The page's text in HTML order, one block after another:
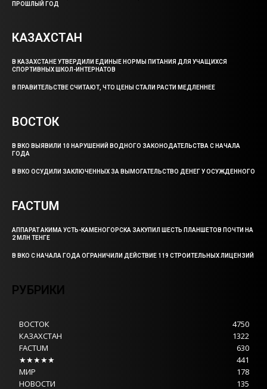
ПРОШЛЫЙ ГОД
КАЗАХСТАН
В КАЗАХСТАНЕ УТВЕРДИЛИ ЕДИНЫЕ НОРМЫ ПИТАНИЯ ДЛЯ УЧАЩИХСЯ
СПОРТИВНЫХ ШКОЛ-ИНТЕРНАТОВ
В ПРАВИТЕЛЬСТВЕ СЧИТАЮТ, ЧТО ЦЕНЫ СТАЛИ РАСТИ МЕДЛЕННЕЕ
ВОСТОК
В ВКО ВЫЯВИЛИ 10 НАРУШЕНИЙ ВОДНОГО ЗАКОНОДАТЕЛЬСТВА С НАЧАЛА
ГОДА
В ВКО ОСУДИЛИ ЗАКЛЮЧЕННЫХ ЗА ВЫМОГАТЕЛЬСТВО ДЕНЕГ У ОСУЖДЕННОГО
FACTUM
АППАРАТ АКИМА УСТЬ-КАМЕНОГОРСКА ЗАКУПИЛ ШЕСТЬ ПЛАНШЕТОВ ПОЧТИ НА
2 МЛН ТЕНГЕ
В ВКО С НАЧАЛА ГОДА ОГРАНИЧИЛИ ДЕЙСТВИЕ 119 СТРОИТЕЛЬНЫХ ЛИЦЕНЗИЙ
РУБРИКИ
ВОСТОК
4750
КАЗАХСТАН
1322
FACTUM
630
★★★★★
441
МИР
178
НОВОСТИ
135